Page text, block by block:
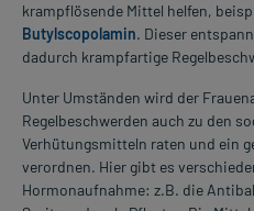
krampflösende Mittel helfen,
Butylscopolamin. Dieser
dadurch krampfartige
Unter Umständen wird der
Regelbeschwerden auch zu den
Verhütungsmitteln raten und ein
verordnen. Hier gibt es
Hormonaufnahme: z.B. die